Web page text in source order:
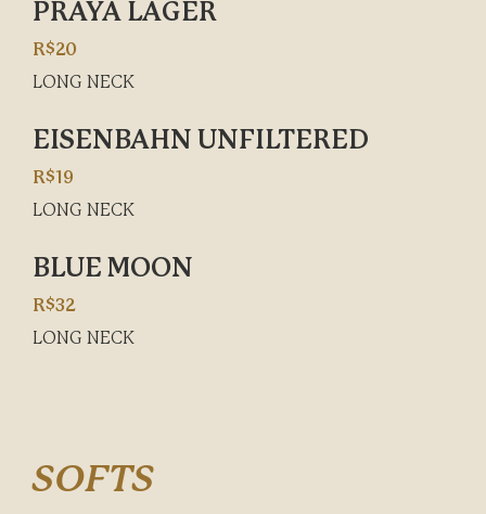
PRAYA LAGER
R$20
LONG NECK
EISENBAHN UNFILTERED
R$19
LONG NECK
BLUE MOON
R$32
LONG NECK
SOFTS